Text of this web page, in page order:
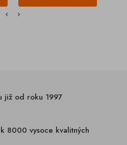
již od roku 1997
8000 vysoce kvalitných